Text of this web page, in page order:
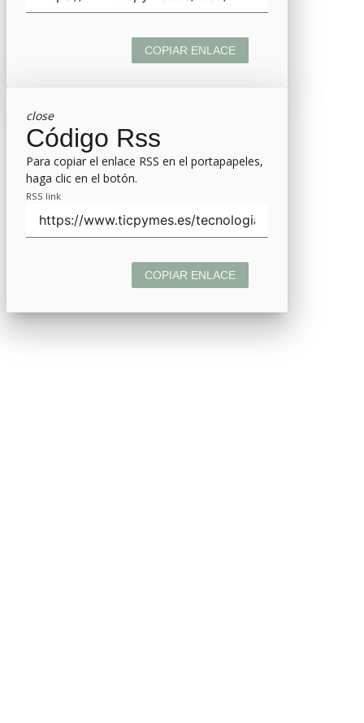
COPIAR ENLACE
close
Código Rss
Para copiar el enlace RSS en el portapapeles,
haga clic en el botón.
RSS link
COPIAR ENLACE